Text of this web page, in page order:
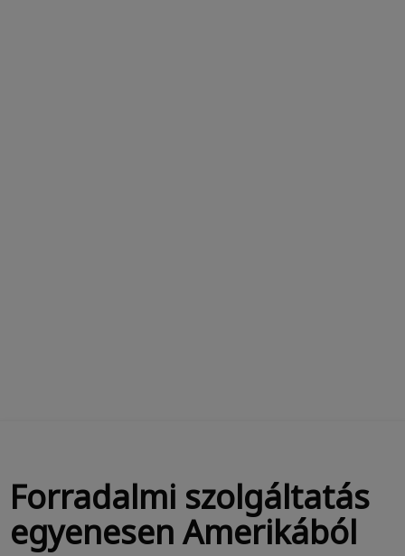
Forradalmi szolgáltatás
egyenesen Amerikából